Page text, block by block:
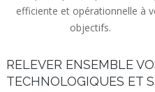
efficiente et opérationnelle à
objectifs.
RELEVER ENSEMBLE
TECHNOLOGIQUES ET